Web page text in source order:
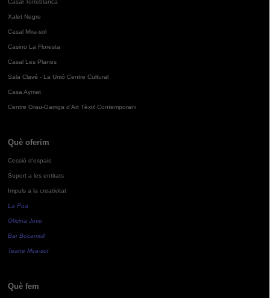
Casal Torreblanca
Xalet Negre
Casal Mira-sol
Casino La Floresta
Casal Les Planes
Sala Clavé - La Unió Centre Cultural
Casa Aymat
Centre Grau-Garriga d'Art Tèxtil Contemporani
Què oferim
Cessió d'espais
Suport a les entitats
Impuls a la creativitat
La Pua
Oficina Jove
Bar Bocamoll
Teatre Mira-sol
Què fem